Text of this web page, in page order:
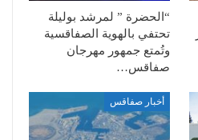
“الحضرة ” لمرشد بوليلة
تحتفي بالهوية الصفاقسية
وتُمتع جمهور مهرجان
صفاقس…
أخبار صفاقس